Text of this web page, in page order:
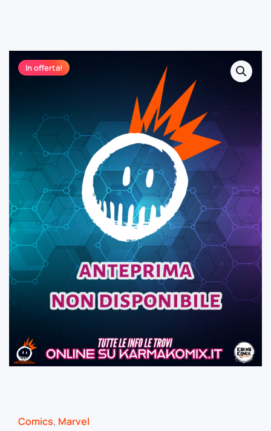
In offerta!
Comics, Marvel